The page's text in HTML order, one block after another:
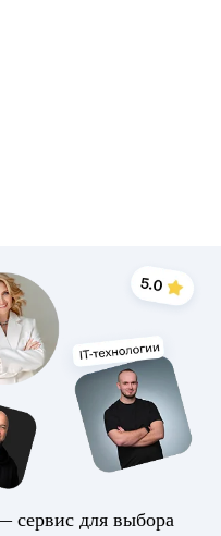
сервис для выбора